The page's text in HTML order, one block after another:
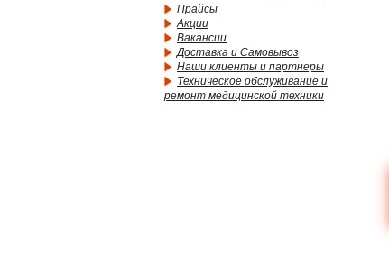
Прайсы
Акции
Вакансии
Доставка и Самовывоз
Наши клиенты и партнеры
Техническое обслуживание и
ремонт медицинской техники